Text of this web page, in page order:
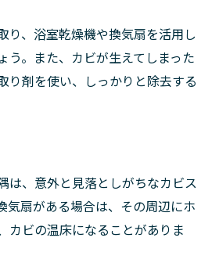
り、浴室乾燥機や換気扇を活用し
う。また、カビが生えてしまった
り剤を使い、しっかりと除去する
は、意外と見落としがちなカビス
気扇がある場合は、その周辺にホ
カビの温床になることがありま